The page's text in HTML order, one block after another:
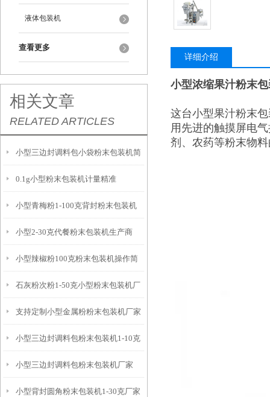
液体包装机
查看更多
相关文章
RELATED ARTICLES
小型三边封调料包小袋粉末包装机简
介
0.1g小型粉末包装机计量精准
小型青梅粉1-100克背封粉末包装机
小型2-30克代餐粉末包装机生产商
小型辣椒粉100克粉末包装机操作简
单
石灰粉次粉1-50克小型粉末包装机厂
家
支持定制小型金属粉粉末包装机厂家
小型三边封调料包粉末包装机1-10克
小型三边封调料包粉末包装机厂家
小型背封圆角粉末包装机1-30克厂家
详细介绍
小型浓缩果汁粉末
这台小型果汁粉末
用先进的触摸屏电
剂、农药等粉末物